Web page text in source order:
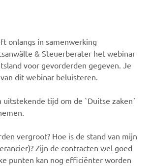
onlangs in samenwerking
& Steuerberater het webinar
voor gevorderden gegeven. Je
dit webinar beluisteren.
uitstekende tijd om de `Duitse zaken´
vergroot? Hoe is de stand van mijn
Zijn de contracten wel goed
punten kan nog efficiënter worden